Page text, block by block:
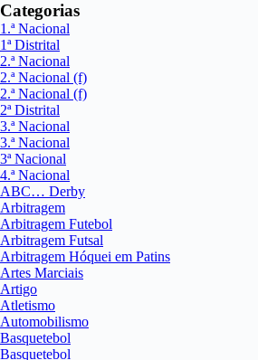
Categorias
1.ª Nacional
1ª Distrital
2.ª Nacional
2.ª Nacional (f)
2.ª Nacional (f)
2ª Distrital
3.ª Nacional
3.ª Nacional
3ª Nacional
4.ª Nacional
ABC… Derby
Arbitragem
Arbitragem Futebol
Arbitragem Futsal
Arbitragem Hóquei em Patins
Artes Marciais
Artigo
Atletismo
Automobilismo
Basquetebol
Basquetebol